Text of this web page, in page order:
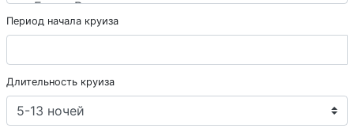
Период начала круиза
Длительность круиза